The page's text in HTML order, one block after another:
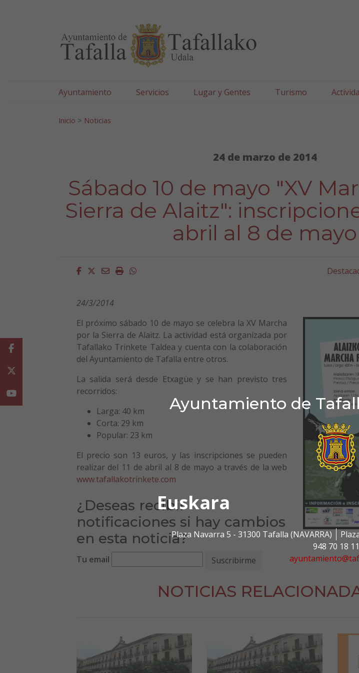
Ayuntamiento de
Euskara
Plaza Navarra 5 - 31300 Tafalla (NAVARRA)
948 70 18 11
Ayuntamiento Servicios Lugar y Gentes Turismo
Inicio > Noticias
24 de marzo de 2014
Sábado 10 de mayo "XV
Sierra de Alaitz":
abril al 8 de mayo
Facebook
Twitter
EmailImprimirWhatsapp
24/3/2014
El próximo sábado 10 de mayo se celebra la XV Marcha
por la Sierra de Alaitz. La actividad está organizada por
Tafallako Trinkete Taldea y cuenta con la colaboración
del Ayuntamiento de Tafalla entre otros.
La salida será desde Etxagüe y se han previsto tres
recorridos:
Larga: 40 km
Corta: 29 km
Popular: 23 km
El precio son 13 euros, y las inscripciones se pueden
realizar del 11 de abril al 8 de mayo a través de la web
www.tafallakotrinkete.com
¿Deseas recibir
notificaciones si hay cambios
en esta noticia?
Tu email
NOTICIAS
Facebook
Youtube